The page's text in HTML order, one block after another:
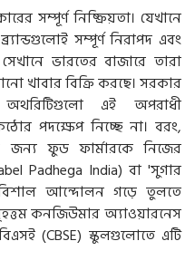
সম্পূর্ণ নিষ্ক্রিয়তা। যেখানে
সম্পূর্ণ নিরাপদ এবং
ভারতের বাজারে তারা
খাবার বিক্রি করছে। সরকার
এই অপরাধী
পদক্ষেপ নিচ্ছে না। বরং,
জন্য ফুড ফার্মারকে নিজের
Padhega India) বা 'সুগার
আন্দোলন গড়ে তুলতে
কনজিউমার অ্যাওয়ারনেস
(CBSE) স্কুলগুলোতে এটি